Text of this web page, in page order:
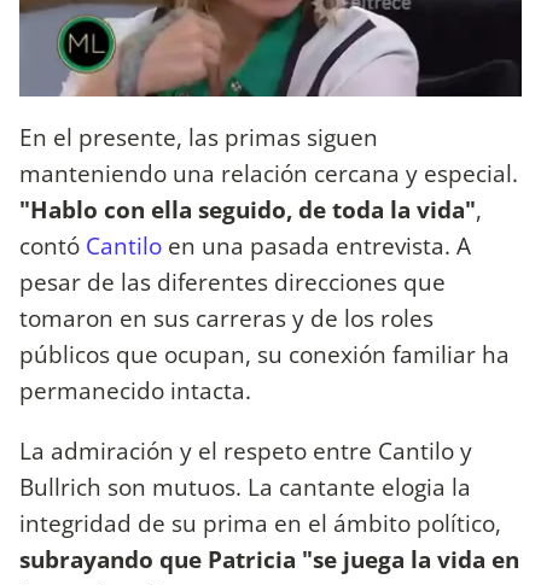
En el presente, las primas siguen
manteniendo una relación cercana y especial.
"Hablo con ella seguido, de toda la vida",
contó Cantilo en una pasada entrevista. A
pesar de las diferentes direcciones que
tomaron en sus carreras y de los roles
públicos que ocupan, su conexión familiar ha
permanecido intacta.
La admiración y el respeto entre Cantilo y
Bullrich son mutuos. La cantante elogia la
integridad de su prima en el ámbito político,
subrayando que Patricia "se juega la vida en